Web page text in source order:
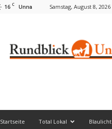
16 C Unna Samstag, August 8, 2026
Startseite Total Lokal Blaulicht